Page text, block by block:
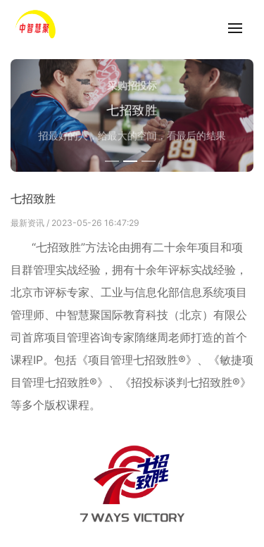
采购招投标
七招致胜
招最好的人，给最大的空间，看最后的结果
七招致胜
最新资讯 / 2023-05-26 16:47:29
“七招致胜”方法论由拥有二十余年项目和项
目群管理实战经验，拥有十余年评标实战经验，
北京市评标专家、工业与信息化部信息系统项目
管理师、中智慧聚国际教育科技（北京）有限公
司首席项目管理咨询专家隋继周老师打造的首个
课程IP。包括《项目管理七招致胜®》、《敏捷项
目管理七招致胜®》、《招投标谈判七招致胜®》
等多个版权课程。